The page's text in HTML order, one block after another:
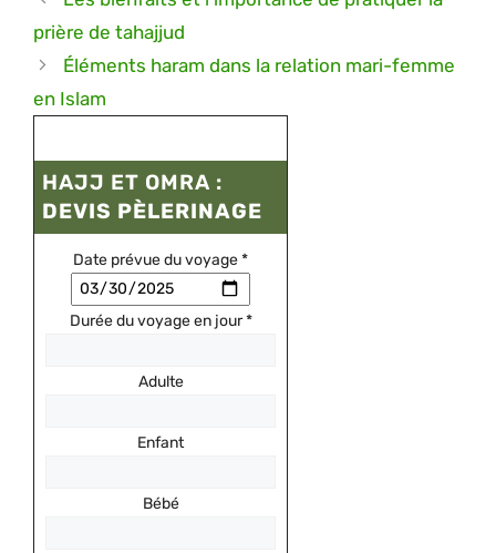
prière de tahajjud
Éléments haram dans la relation mari-femme
en Islam
HAJJ ET OMRA :
DEVIS PÈLERINAGE
Date prévue du voyage*
Durée du voyage en jour*
Adulte
Enfant
Bébé